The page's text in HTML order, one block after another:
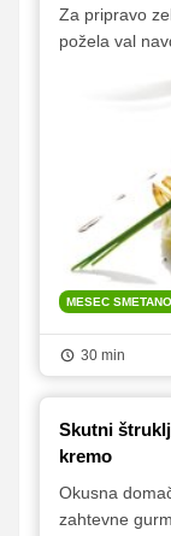
Za pripravo
požela val
MESEC
30 min
Skutni
kremo
Okusna
zahtevne